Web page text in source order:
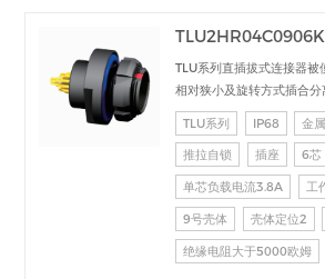
TLU2HR04C0906K
TLU系列直插拔式连接器被
相对狭小及旋转方式插合分
于电台设备、加固计算机、
备、音频视频设备、数据采
直流、高速、射频、光纤等
TLU系列 IP68 金属
推拉自锁 插座 6芯
单芯负载电流3.8A 工
9号壳体 壳体定位2
绝缘电阻大于5000欧姆